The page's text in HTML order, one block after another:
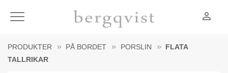
Meny person_outline
PRODUKTER PÅ BORDET PORSLIN
FLATA
TALLRIKAR